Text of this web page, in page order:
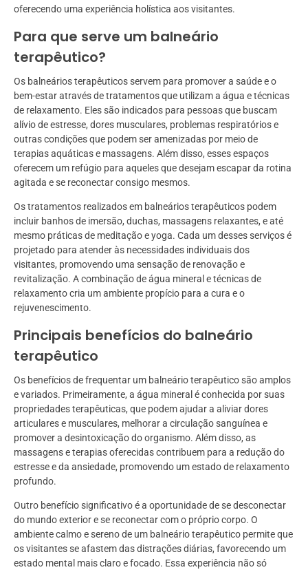
oferecendo uma experiência holística aos visitantes.
Para que serve um balneário
terapêutico?
Os balneários terapêuticos servem para promover a saúde e o
bem-estar através de tratamentos que utilizam a água e técnicas
de relaxamento. Eles são indicados para pessoas que buscam
alívio de estresse, dores musculares, problemas respiratórios e
outras condições que podem ser amenizadas por meio de
terapias aquáticas e massagens. Além disso, esses espaços
oferecem um refúgio para aqueles que desejam escapar da rotina
agitada e se reconectar consigo mesmos.
Os tratamentos realizados em balneários terapêuticos podem
incluir banhos de imersão, duchas, massagens relaxantes, e até
mesmo práticas de meditação e yoga. Cada um desses serviços é
projetado para atender às necessidades individuais dos
visitantes, promovendo uma sensação de renovação e
revitalização. A combinação de água mineral e técnicas de
relaxamento cria um ambiente propício para a cura e o
rejuvenescimento.
Principais benefícios do balneário
terapêutico
Os benefícios de frequentar um balneário terapêutico são amplos
e variados. Primeiramente, a água mineral é conhecida por suas
propriedades terapêuticas, que podem ajudar a aliviar dores
articulares e musculares, melhorar a circulação sanguínea e
promover a desintoxicação do organismo. Além disso, as
massagens e terapias oferecidas contribuem para a redução do
estresse e da ansiedade, promovendo um estado de relaxamento
profundo.
Outro benefício significativo é a oportunidade de se desconectar
do mundo exterior e se reconectar com o próprio corpo. O
ambiente calmo e sereno de um balneário terapêutico permite que
os visitantes se afastem das distrações diárias, favorecendo um
estado mental mais claro e focado. Essa experiência não só